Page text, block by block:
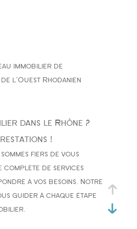
immobilier de
l'Ouest Rhodanien
dans le Rhône ?
!
fiers de vous
complète de services
à vos besoins. Notre
guider à chaque étape
3 4